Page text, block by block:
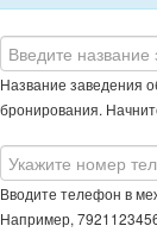
Название заведения
Вводите телефон в
Например,